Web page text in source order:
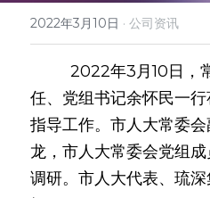
2022年3月10日 · 公司资讯
任、党组书记余怀民一
指导工作。市人大常委
龙，市人大常委会党组
调研。市人大代表、琉